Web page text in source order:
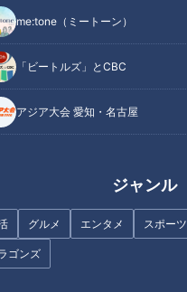
me:tone（ミートーン）
「ビートルズ」とCBC
アジア大会 愛知・名古屋
ジャンル
グルメ エンタメ スポーツ
ゴンズ
菓子店「シャトレ